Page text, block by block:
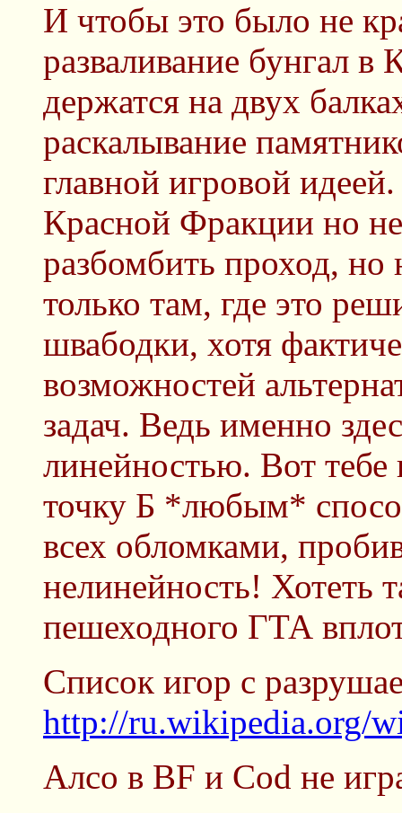
И чтобы это было не
разваливание бунгал в
держатся на двух
раскалывание
главной игровой
Красной Фракции но
разбомбить проход, но
только там, где это
швабодки, хотя
возможностей
задач. Ведь именно
линейностью. Вот
точку Б *любым*
всех обломками,
нелинейность! Хотеть
пешеходного ГТА
Список игор с
http://ru.wikipedia.org/
Алсо в BF и Cod не